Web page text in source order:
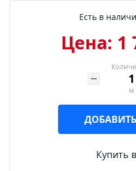
Есть в
Цена: 1
м
Купить